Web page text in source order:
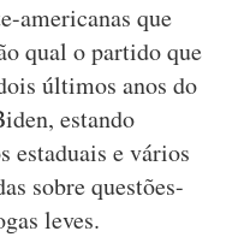
americanas que
qual o partido que
últimos anos do
estando
estaduais e vários
sobre questões-
leves.